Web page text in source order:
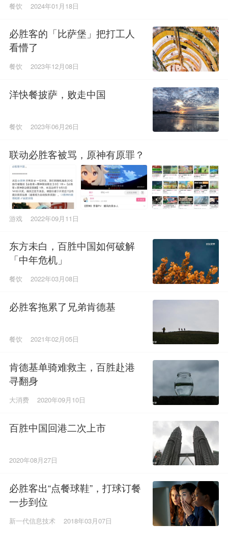
餐饮 2024年01月18日
必胜客的「比萨堡」把打工人
看懵了
餐饮 2023年12月08日
洋快餐披萨，败走中国
餐饮 2023年06月26日
联动必胜客被骂，原神有原罪？
游戏 2022年09月11日
东方未白，百胜中国如何破解
「中年危机」
餐饮 2022年03月08日
必胜客拖累了兄弟肯德基
餐饮 2021年02月05日
肯德基单骑难救主，百胜赴港
寻翻身
大消费 2020年09月10日
百胜中国回港二次上市
2020年08月27日
必胜客出“点餐球鞋”，打球订餐
一步到位
新一代信息技术 2018年03月07日